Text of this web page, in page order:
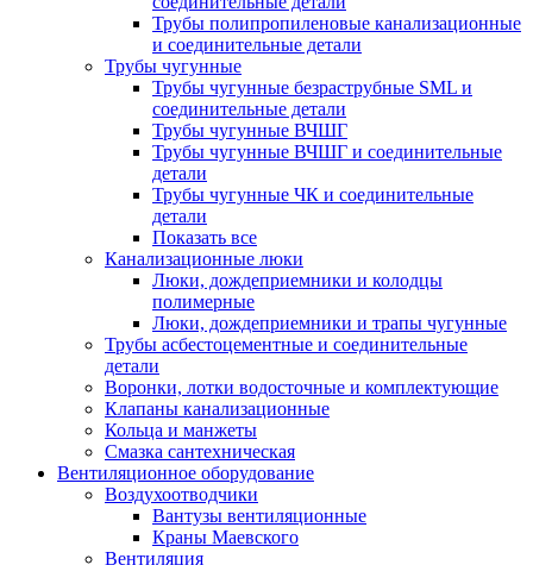
Трубы полипропиленовые канализационные
и соединительные детали
Трубы чугунные
Трубы чугунные безраструбные SML и
соединительные детали
Трубы чугунные ВЧШГ
Трубы чугунные ВЧШГ и соединительные
детали
Трубы чугунные ЧК и соединительные
детали
Показать все
Канализационные люки
Люки, дождеприемники и колодцы
полимерные
Люки, дождеприемники и трапы чугунные
Трубы асбестоцементные и соединительные
детали
Воронки, лотки водосточные и комплектующие
Клапаны канализационные
Кольца и манжеты
Смазка сантехническая
Вентиляционное оборудование
Воздухоотводчики
Вантузы вентиляционные
Краны Маевского
Вентиляция